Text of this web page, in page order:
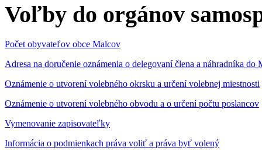
Voľby do orgánov
Počet obyvateľov obce Malcov
Adresa na doručenie oznámenia o delegovaní člena a náhradníka
Oznámenie o utvorení volebného okrsku a určení volebnej miestnosti
Oznámenie o utvorení volebného obvodu a o určení počtu poslancov
Vymenovanie zapisovateľky
Informácia o podmienkach práva voliť a práva byť volený